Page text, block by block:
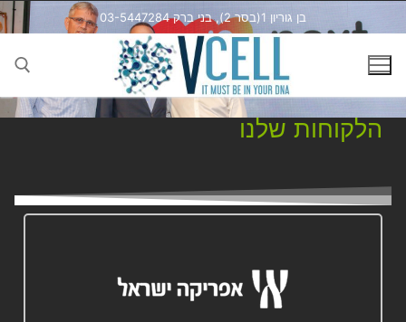
בן גוריון 1(בסר 2), בני ברק 03-5447284
הלקוחות שלנו